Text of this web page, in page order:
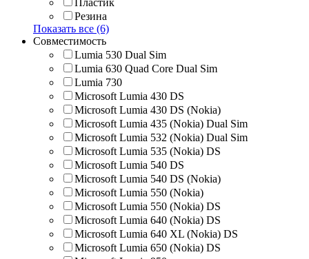
Резина
Показать все (6)
Совместимость
Lumia 530 Dual Sim
Lumia 630 Quad Core Dual Sim
Lumia 730
Microsoft Lumia 430 DS
Microsoft Lumia 430 DS (Nokia)
Microsoft Lumia 435 (Nokia) Dual Sim
Microsoft Lumia 532 (Nokia) Dual Sim
Microsoft Lumia 535 (Nokia) DS
Microsoft Lumia 540 DS
Microsoft Lumia 540 DS (Nokia)
Microsoft Lumia 550 (Nokia)
Microsoft Lumia 550 (Nokia) DS
Microsoft Lumia 640 (Nokia) DS
Microsoft Lumia 640 XL (Nokia) DS
Microsoft Lumia 650 (Nokia) DS